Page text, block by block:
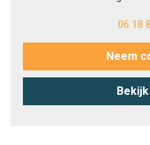
06 18
Neem